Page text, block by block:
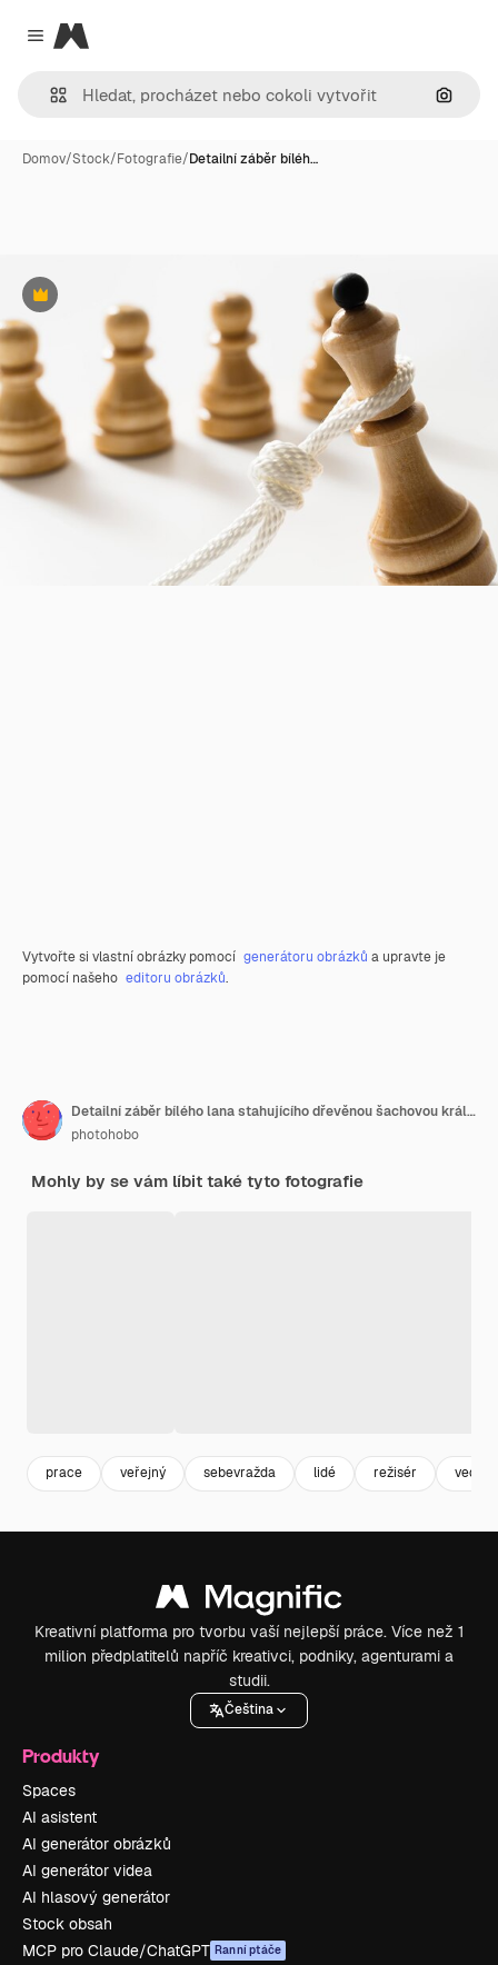
Close menu
Magnific
Hledat
Domov/Stock/Fotografie/Detailní záběr bíléh…
Premium
Vytvořte si vlastní obrázky pomocí generátoru obrázků a upravte je
pomocí našeho editoru obrázků.
Detailní záběr bílého lana stahujícího dřevěnou šachovou královnu s několika šachisty v okolí. Koncept čelení veřejnému nesouhlasu a břemene odpovědnosti
photohobo
Mohly by se vám líbit také tyto fotografie
prace veřejný sebevražda lidé režisér
Kreativní platforma pro tvorbu vaší nejlepší práce. Více než 1
milion předplatitelů napříč kreativci, podniky, agenturami a
studii.
Čeština
Produkty
Spaces
AI asistent
AI generátor obrázků
AI generátor videa
AI hlasový generátor
Stock obsah
MCP pro Claude/ChatGPT Ranní ptáče